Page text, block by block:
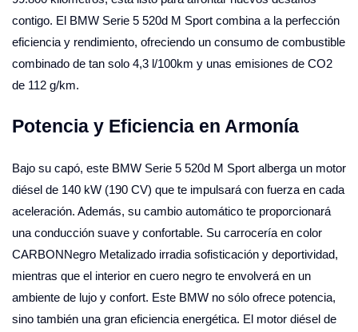
contigo. El BMW Serie 5 520d M Sport combina a la perfección
eficiencia y rendimiento, ofreciendo un consumo de combustible
combinado de tan solo 4,3 l/100km y unas emisiones de CO2
de 112 g/km.
Potencia y Eficiencia en Armonía
Bajo su capó, este BMW Serie 5 520d M Sport alberga un motor
diésel de 140 kW (190 CV) que te impulsará con fuerza en cada
aceleración. Además, su cambio automático te proporcionará
una conducción suave y confortable. Su carrocería en color
CARBONNegro Metalizado irradia sofisticación y deportividad,
mientras que el interior en cuero negro te envolverá en un
ambiente de lujo y confort. Este BMW no sólo ofrece potencia,
sino también una gran eficiencia energética. El motor diésel de